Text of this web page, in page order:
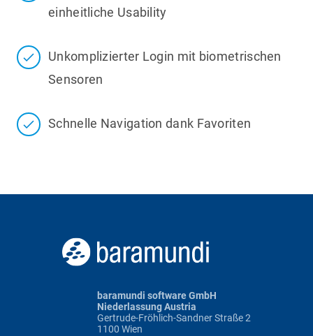
einheitliche Usability
Unkomplizierter Login mit biometrischen
Sensoren
Schnelle Navigation dank Favoriten
baramundi software GmbH
Niederlassung Austria
Gertrude-Fröhlich-Sandner Straße 2
1100 Wien